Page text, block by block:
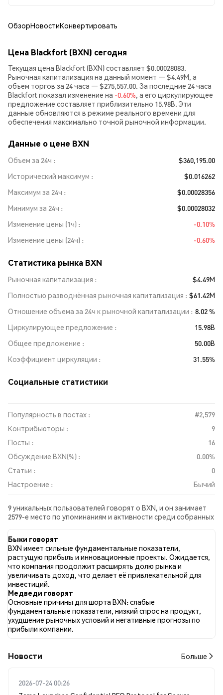
ОбзорНовостиКонвертировать
Цена Blackfort (BXN) сегодня
Текущая цена Blackfort (BXN) составляет $0.00028083.
Рыночная капитализация на данный момент — $4.49M, а
объем торгов за 24 часа — $275,557.00. За последние 24 часа
Blackfort показал изменение на -0.60%, а его циркулирующее
предложение составляет приблизительно 15.98B. Эти
данные обновляются в режиме реального времени для
обеспечения максимально точной рыночной информации.
Данные о цене BXN
Объем за 24ч
$360,195.00
Исторический максимум
$0.016262
Максимум за 24ч
$0.00028356
Минимум за 24ч
$0.00028032
Изменение цены (1ч)
-0.10%
Изменение цены (24ч)
-0.60%
Статистика рынка BXN
Рыночная капитализация
$4.49M
Полностью разводнённая рыночная капитализация
$61.42M
Отношение объема за 24ч к рыночной капитализации
8.02 %
Циркулирующее предложение
15.98B
Общее предложение
50.00B
Коэффициент циркуляции
31.55%
Социальные статистики
Популярность в постах :
#2,579
Контрибьюторы :
9
Посты :
16
Обсуждение BXN(%) :
0.00%
Статьи :
0
Настроение :
Бычий
9 уникальных пользователей говорят о BXN, и он занимает
2579-е место по упоминаниям и активности среди собранных
во всех социальных сетях было Бычий. Всего было
опубликовано 0 новостных статей о BXN. В Twitter 33.33%
твитов имели бычий настрой по сравнению с 20.00% твитов с
медвежьим настроем по BXN. 46.67% твитов были
нейтральными по отношению к BXN. Эти данные основаны
на 15 твитах.
Быки говорят
BXN имеет сильные фундаментальные показатели,
растущую прибыль и инновационные проекты. Ожидается,
что компания продолжит расширять долю рынка и
увеличивать доход, что делает её привлекательной для
инвестиций.
Медведи говорят
Основные причины для шорта BXN: слабые
фундаментальные показатели, низкий спрос на продукт,
ухудшение рыночных условий и негативные прогнозы по
прибыли компании.
Новости Больше
2026-07-24 00:26